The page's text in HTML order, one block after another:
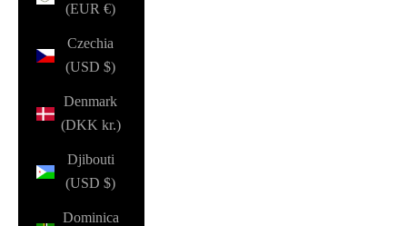
(EUR €)
Czechia
(USD $)
Denmark
(DKK kr.)
Djibouti
(USD $)
Dominica